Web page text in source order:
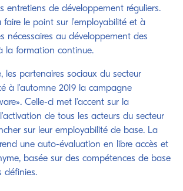
entretiens de développement réguliers.
faire le point sur l'employabilité et à
nécessaires au développement des
la formation continue.
les partenaires sociaux du secteur
à l'automne 2019 la campagne
Celle-ci met l'accent sur la
de tous les acteurs du secteur
sur leur employabilité de base. La
une auto-évaluation en libre accès et
basée sur des compétences de base
définies.